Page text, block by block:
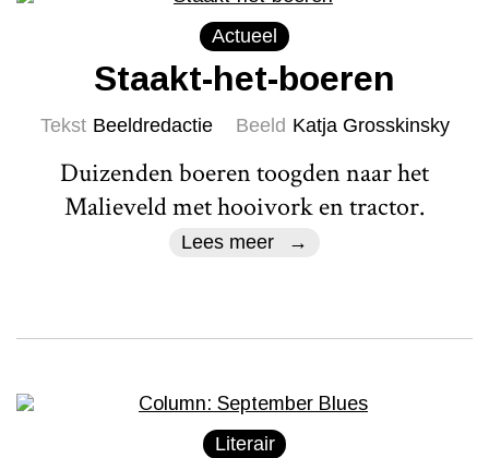
Actueel
Staakt-het-boeren
Tekst Beeldredactie Beeld Katja Grosskinsky
Duizenden boeren toogden naar het
Malieveld met hooivork en tractor.
Lees meer
Literair